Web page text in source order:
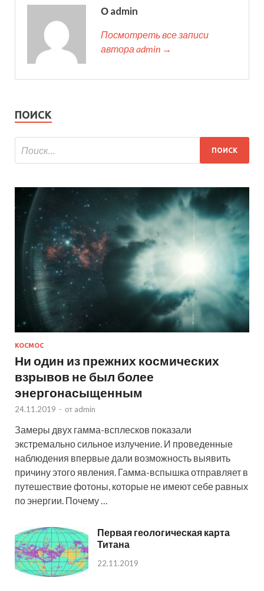
О admin
Посмотреть все записи
автора admin →
ПОИСК
КОСМОС
Ни один из прежних космических
взрывов не был более
энергонасыщенным
24.11.2019 - от admin
Замеры двух гамма-всплесков показали
экстремально сильное излучение. И проведенные
наблюдения впервые дали возможность выявить
причину этого явления. Гамма-вспышка отправляет в
путешествие фотоны, которые не имеют себе равных
по энергии. Почему …
Первая геологическая карта
Титана
22.11.2019